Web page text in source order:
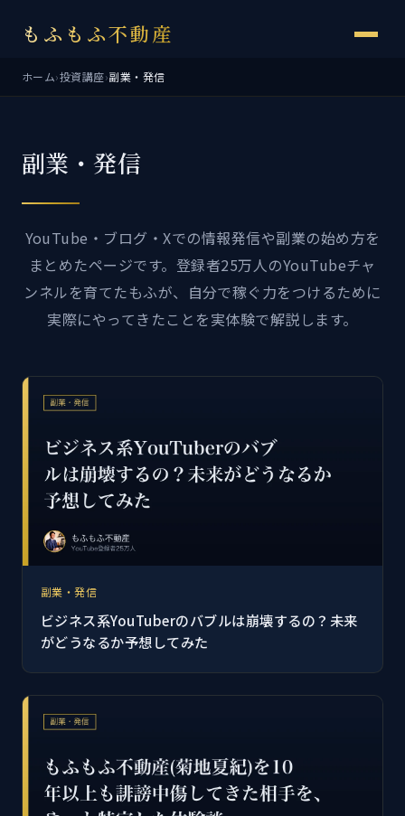
もふもふ不動産
ホーム›投資講座›副業・発信
副業・発信
YouTube・ブログ・Xでの情報発信や副業の始め方を
まとめたページです。登録者25万人のYouTubeチャ
ンネルを育てたもふが、自分で稼ぐ力をつけるために
実際にやってきたことを実体験で解説します。
副業・発信
ビジネス系YouTuberのバブルは崩壊するの？未来
がどうなるか予想してみた